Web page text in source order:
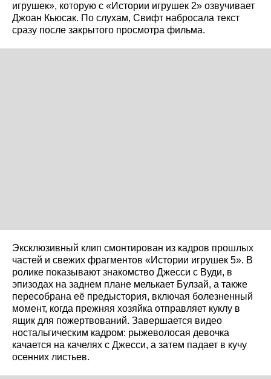
игрушек», которую с «Истории игрушек 2» озвучивает
Джоан Кьюсак. По слухам, Свифт набросала текст
сразу после закрытого просмотра фильма.
Эксклюзивный клип смонтирован из кадров прошлых
частей и свежих фрагментов «Истории игрушек 5». В
ролике показывают знакомство Джесси с Вуди, в
эпизодах на заднем плане мелькает Булзай, а также
пересобрана её предыстория, включая болезненный
момент, когда прежняя хозяйка отправляет куклу в
ящик для пожертвований. Завершается видео
ностальгическим кадром: рыжеволосая девочка
качается на качелях с Джесси, а затем падает в кучу
осенних листьев.